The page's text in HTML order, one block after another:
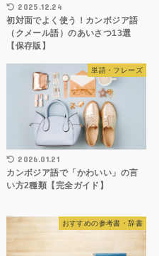
2025.12.24
初対面でよく使う！カンボジア語
（クメール語）のあいさつ13選
【保存版】
単語・フレーズ
2026.01.21
カンボジア語で「かわいい」の言
い方2種類【完全ガイド】
おすすめの参考書・辞書